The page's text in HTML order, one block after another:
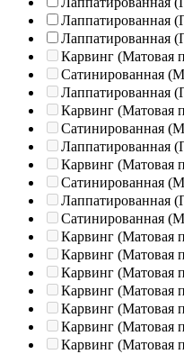
Лаппатированная
Лаппатированная
Карвинг (Матовая
Сатинированная
Лаппатированная
Карвинг (Матовая
Сатинированная
Лаппатированная
Карвинг (Матовая
Сатинированная
Лаппатированная
Сатинированная
Карвинг (Матовая
Карвинг (Матовая
Карвинг (Матовая
Карвинг (Матовая
Карвинг (Матовая
Карвинг (Матовая
Карвинг (Матовая